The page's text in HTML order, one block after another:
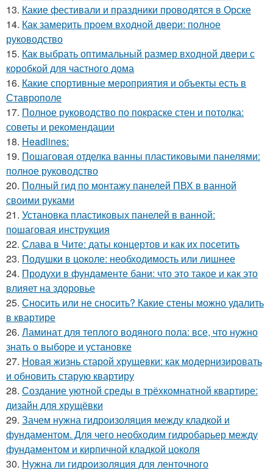
13. Какие фестивали и праздники проводятся в Орске
14. Как замерить проем входной двери: полное
руководство
15. Как выбрать оптимальный размер входной двери с
коробкой для частного дома
16. Какие спортивные мероприятия и объекты есть в
Ставрополе
17. Полное руководство по покраске стен и потолка:
советы и рекомендации
18. Headlines:
19. Пошаговая отделка ванны пластиковыми панелями:
полное руководство
20. Полный гид по монтажу панелей ПВХ в ванной
своими руками
21. Установка пластиковых панелей в ванной:
пошаговая инструкция
22. Слава в Чите: даты концертов и как их посетить
23. Подушки в цоколе: необходимость или лишнее
24. Продухи в фундаменте бани: что это такое и как это
влияет на здоровье
25. Сносить или не сносить? Какие стены можно удалить
в квартире
26. Ламинат для теплого водяного пола: все, что нужно
знать о выборе и установке
27. Новая жизнь старой хрущевки: как модернизировать
и обновить старую квартиру
28. Создание уютной среды в трёхкомнатной квартире:
дизайн для хрущёвки
29. Зачем нужна гидроизоляция между кладкой и
фундаментом. Для чего необходим гидробарьер между
фундаментом и кирпичной кладкой цоколя
30. Нужна ли гидроизоляция для ленточного